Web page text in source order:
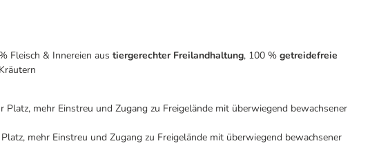
Fleisch & Innereien aus tiergerechter Freilandhaltung, 100 % getreidefreie
Platz, mehr Einstreu und Zugang zu Freigelände mit überwiegend bewachsener
mehr Einstreu und Zugang zu Freigelände mit überwiegend bewachsener